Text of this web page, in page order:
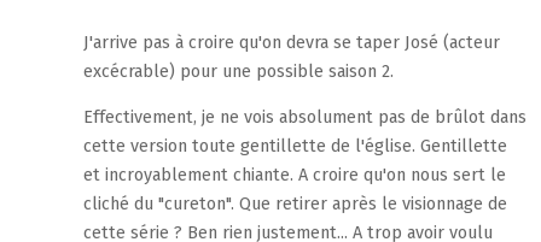
J'arrive pas à croire qu'on devra se taper José (acteur
excécrable) pour une possible saison 2.
Effectivement, je ne vois absolument pas de brûlot dans
cette version toute gentillette de l'église. Gentillette
et incroyablement chiante. A croire qu'on nous sert le
cliché du "cureton". Que retirer après le visionnage de
cette série ? Ben rien justement... A trop avoir voulu